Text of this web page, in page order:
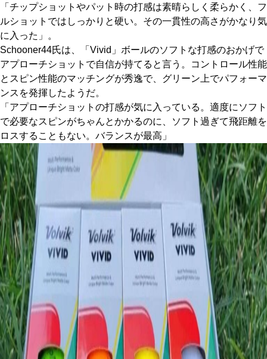
「チップショットやパット時の打感は素晴らしく柔らかく、フ
ルショットではしっかりと硬い。その一貫性の高さがかなり気
に入った」。
Schooner44氏は、「Vivid」ボールのソフトな打感のおかげで
アプローチショットで自信が持てると言う。コントロール性能
とスピン性能のマッチングが秀逸で、グリーン上でパフォーマ
ンスを発揮したようだ。
「アプローチショットの打感が気に入っている。適度にソフト
で必要なスピンがちゃんとかかるのに、ソフト過ぎて飛距離を
ロスすることもない。バランスが最高」